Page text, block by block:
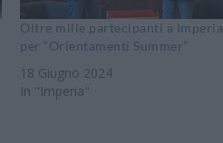
Oltre mille partecipanti a Imperia
per “Orientamenti Summer”
18 Giugno 2024
In "Imperia"